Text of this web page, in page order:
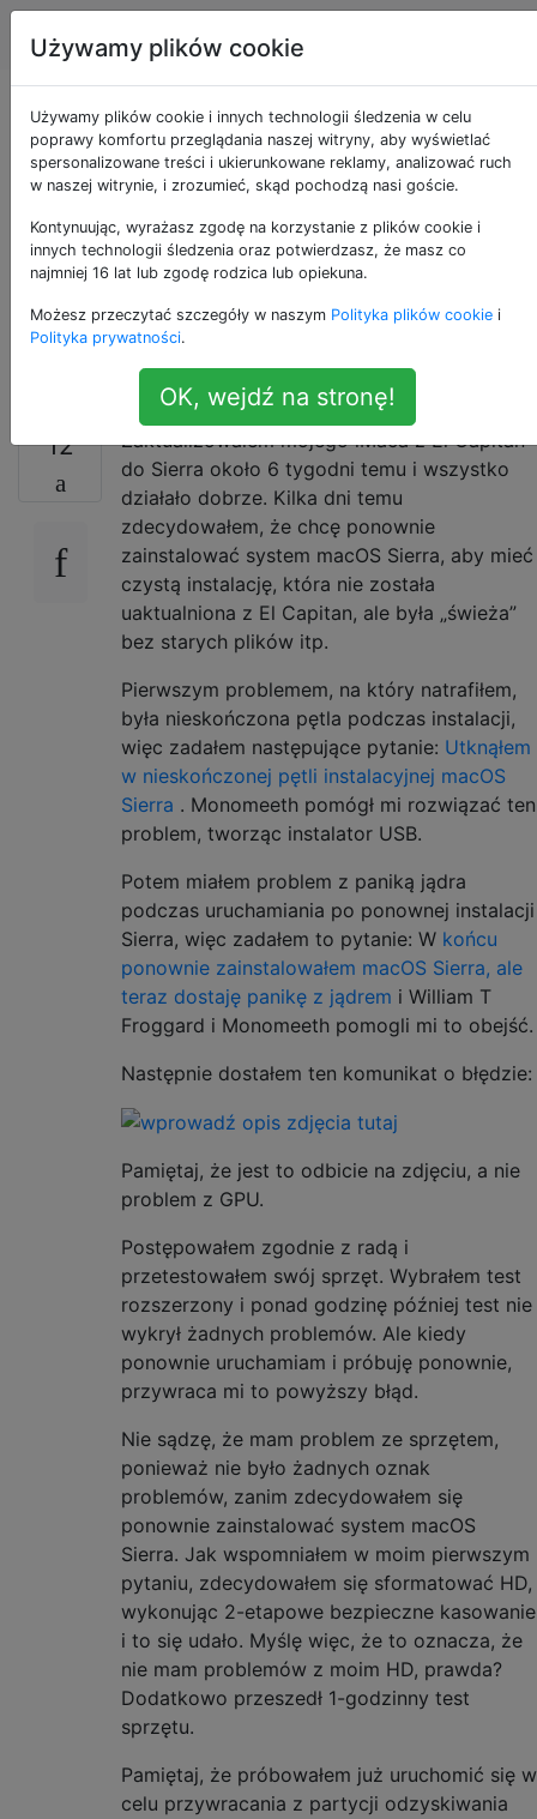
Apple Tagi
Jak zainstalować
teraz system macOS
Sierra po tych
wszystkich
problemach?
12
Zaktualizowałem mojego iMaca z El Capitan
do Sierra około 6 tygodni temu i wszystko
działało dobrze. Kilka dni temu
zdecydowałem, że chcę ponownie
zainstalować system macOS Sierra, aby mieć
czystą instalację, która nie została
uaktualniona z El Capitan, ale była „świeża”
bez starych plików itp.
Pierwszym problemem, na który natrafiłem,
była nieskończona pętla podczas instalacji,
więc zadałem następujące pytanie: Utknąłem
w nieskończonej pętli instalacyjnej macOS
Sierra . Monomeeth pomógł mi rozwiązać ten
problem, tworząc instalator USB.
Potem miałem problem z paniką jądra
podczas uruchamiania po ponownej instalacji
Sierra, więc zadałem to pytanie: W końcu
ponownie zainstalowałem macOS Sierra, ale
teraz dostaję panikę z jądrem i William T
Froggard i Monomeeth pomogli mi to obejść.
Następnie dostałem ten komunikat o błędzie:
Pamiętaj, że jest to odbicie na zdjęciu, a nie
problem z GPU.
Postępowałem zgodnie z radą i
przetestowałem swój sprzęt. Wybrałem test
rozszerzony i ponad godzinę później test nie
wykrył żadnych problemów. Ale kiedy
ponownie uruchamiam i próbuję ponownie,
przywraca mi to powyższy błąd.
Nie sądzę, że mam problem ze sprzętem,
ponieważ nie było żadnych oznak
problemów, zanim zdecydowałem się
ponownie zainstalować system macOS
Sierra. Jak wspomniałem w moim pierwszym
pytaniu, zdecydowałem się sformatować HD,
wykonując 2-etapowe bezpieczne kasowanie
i to się udało. Myślę więc, że to oznacza, że ​​
nie mam problemów z moim HD, prawda?
Dodatkowo przeszedł 1-godzinny test
sprzętu.
Pamiętaj, że próbowałem już uruchomić się w
celu przywracania z partycji odzyskiwania
Używamy plików cookie
Używamy plików cookie i innych technologii śledzenia w celu
poprawy komfortu przeglądania naszej witryny, aby wyświetlać
spersonalizowane treści i ukierunkowane reklamy, analizować ruch
w naszej witrynie, i zrozumieć, skąd pochodzą nasi goście.
Kontynuując, wyrażasz zgodę na korzystanie z plików cookie i
innych technologii śledzenia oraz potwierdzasz, że masz co
najmniej 16 lat lub zgodę rodzica lub opiekuna.
Możesz przeczytać szczegóły w naszym Polityka plików cookie i
Polityka prywatności.
OK, wejdź na stronę!